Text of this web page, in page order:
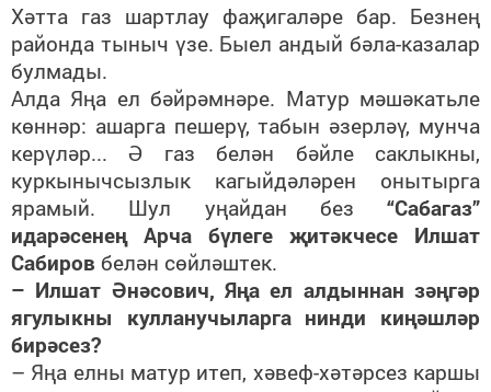
Хәтта газ шартлау фаҗигаләре бар. Безнең
районда тыныч үзе. Быел андый бәла-казалар
булмады.
Алда Яңа ел бәйрәмнәре. Матур мәшәкатьле
көннәр: ашарга пешерү, табын әзерләү, мунча
керүләр... Ә газ белән бәйле саклыкны,
куркынычсызлык кагыйдәләрен онытырга
ярамый. Шул уңайдан без “Сабагаз”
идарәсенең Арча бүлеге җитәкчесе Илшат
Сабиров белән сөйләштек.
– Илшат Әнәсович, Яңа ел алдыннан зәңгәр
ягулыкны кулланучыларга нинди киңәшләр
бирәсез?
– Яңа елны матур итеп, хәвеф-хәтәрсез каршы